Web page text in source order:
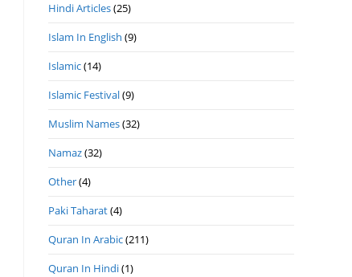
Hindi Articles(25)
Islam In English (9)
Islamic(14)
Islamic Festival(9)
Muslim Names(32)
Namaz(32)
Other(4)
Paki Taharat(4)
Quran In Arabic(211)
Quran In Hindi(1)